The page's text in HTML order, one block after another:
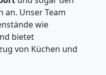
an. Unser Team
wie
bietet
von Küchen und